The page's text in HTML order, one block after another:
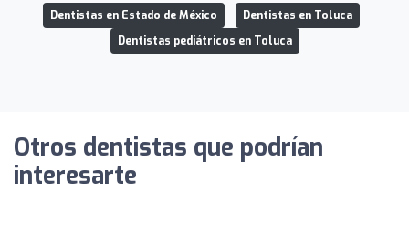
Dentistas en Estado de México
Dentistas en Toluca
Dentistas pediátricos en Toluca
Otros dentistas que podrían
interesarte